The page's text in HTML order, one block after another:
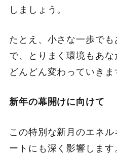
しましょう。
たとえ、小さな一歩で
で、とりまく環境もあ
どんどん変わっていきま
新年の幕開けに向けて
この特別な新月のエネ
ートにも深く影響します。